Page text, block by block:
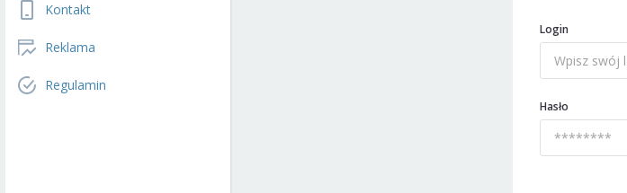
Kontakt
Reklama
Regulamin
Login
Hasło